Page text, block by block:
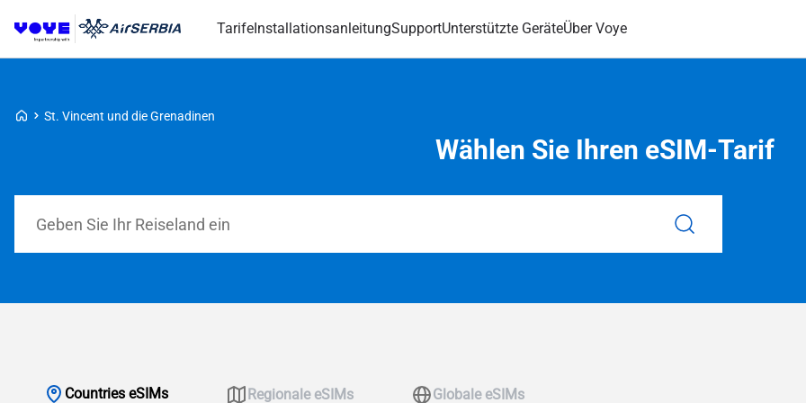
TarifeInstallationsanleitungSupportUnterstützte GeräteÜber Voye
Voye Homepage
St. Vincent und die Grenadinen
Wählen Sie Ihren eSIM-Tarif
Countries eSIMs Regionale eSIMs Globale eSIMs